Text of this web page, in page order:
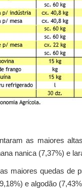
as maiores
nanica (7,37%) e
maiores quedas de
e algodão